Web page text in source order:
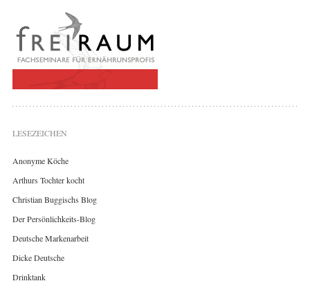
LESEZEICHEN
Anonyme Köche
Arthurs Tochter kocht
Christian Buggischs Blog
Der Persönlichkeits-Blog
Deutsche Markenarbeit
Dicke Deutsche
Drinktank